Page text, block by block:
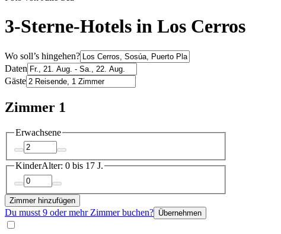
3-Sterne-Hotels in Los Cerros
Wo soll’s hingehen?
Daten
Gäste
Zimmer 1
Erwachsene
KinderAlter: 0 bis 17 J.
Zimmer hinzufügen
Du musst 9 oder mehr Zimmer buchen? Übernehmen